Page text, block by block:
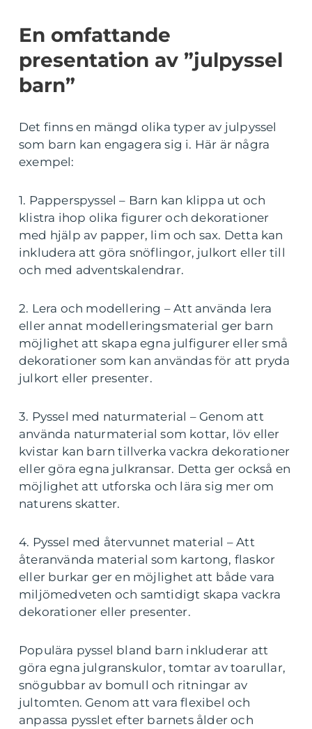
En omfattande
presentation av ”julpyssel
barn”
Det finns en mängd olika typer av julpyssel
som barn kan engagera sig i. Här är några
exempel:
1. Papperspyssel – Barn kan klippa ut och
klistra ihop olika figurer och dekorationer
med hjälp av papper, lim och sax. Detta kan
inkludera att göra snöflingor, julkort eller till
och med adventskalendrar.
2. Lera och modellering – Att använda lera
eller annat modelleringsmaterial ger barn
möjlighet att skapa egna julfigurer eller små
dekorationer som kan användas för att pryda
julkort eller presenter.
3. Pyssel med naturmaterial – Genom att
använda naturmaterial som kottar, löv eller
kvistar kan barn tillverka vackra dekorationer
eller göra egna julkransar. Detta ger också en
möjlighet att utforska och lära sig mer om
naturens skatter.
4. Pyssel med återvunnet material – Att
återanvända material som kartong, flaskor
eller burkar ger en möjlighet att både vara
miljömedveten och samtidigt skapa vackra
dekorationer eller presenter.
Populära pyssel bland barn inkluderar att
göra egna julgranskulor, tomtar av toarullar,
snögubbar av bomull och ritningar av
jultomten. Genom att vara flexibel och
anpassa pysslet efter barnets ålder och